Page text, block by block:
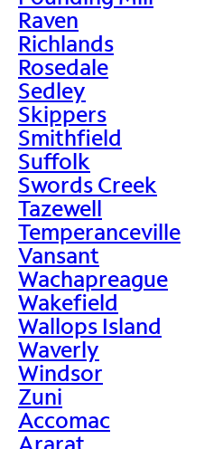
Raven
Richlands
Rosedale
Sedley
Skippers
Smithfield
Suffolk
Swords Creek
Tazewell
Temperanceville
Vansant
Wachapreague
Wakefield
Wallops Island
Waverly
Windsor
Zuni
Accomac
Ararat